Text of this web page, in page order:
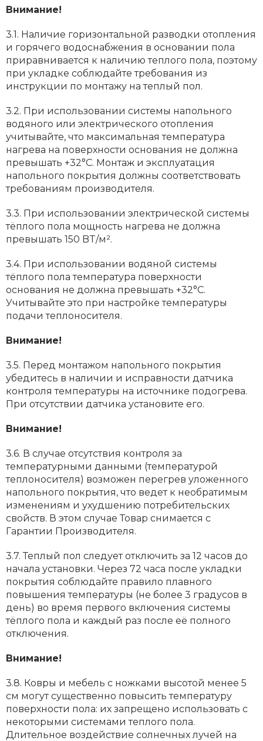
Внимание!
3.1. Наличие горизонтальной разводки отопления
и горячего водоснабжения в основании пола
приравнивается к наличию теплого пола, поэтому
при укладке соблюдайте требования из
инструкции по монтажу на теплый пол.
3.2. При использовании системы напольного
водяного или электрического отопления
учитывайте, что максимальная температура
нагрева на поверхности основания не должна
превышать +32°С. Монтаж и эксплуатация
напольного покрытия должны соответствовать
требованиям производителя.
3.3. При использовании электрической системы
тёплого пола мощность нагрева не должна
превышать 150 BT/м².
3.4. При использовании водяной системы
тёплого пола температура поверхности
основания не должна превышать +32°С.
Учитывайте это при настройке температуры
подачи теплоносителя.
Внимание!
3.5. Перед монтажом напольного покрытия
убедитесь в наличии и исправности датчика
контроля температуры на источнике подогрева.
При отсутствии датчика установите его.
Внимание!
3.6. В случае отсутствия контроля за
температурными данными (температурой
теплоносителя) возможен перегрев уложенного
напольного покрытия, что ведет к необратимым
изменениям и ухудшению потребительских
свойств. В этом случае Товар снимается с
Гарантии Производителя.
3.7. Теплый пол следует отключить за 12 часов до
начала установки. Через 72 часа после укладки
покрытия соблюдайте правило плавного
повышения температуры (нe более 3 градусов в
день) во время первого включения системы
тёплого пола и каждый раз после её полного
отключения.
Внимание!
3.8. Ковры и мебель с ножками высотой менее 5
см могут существенно повысить температуру
поверхности пола: их запрещено использовать с
некоторыми системами теплого пола.
Длительное воздействие солнечных лучей на